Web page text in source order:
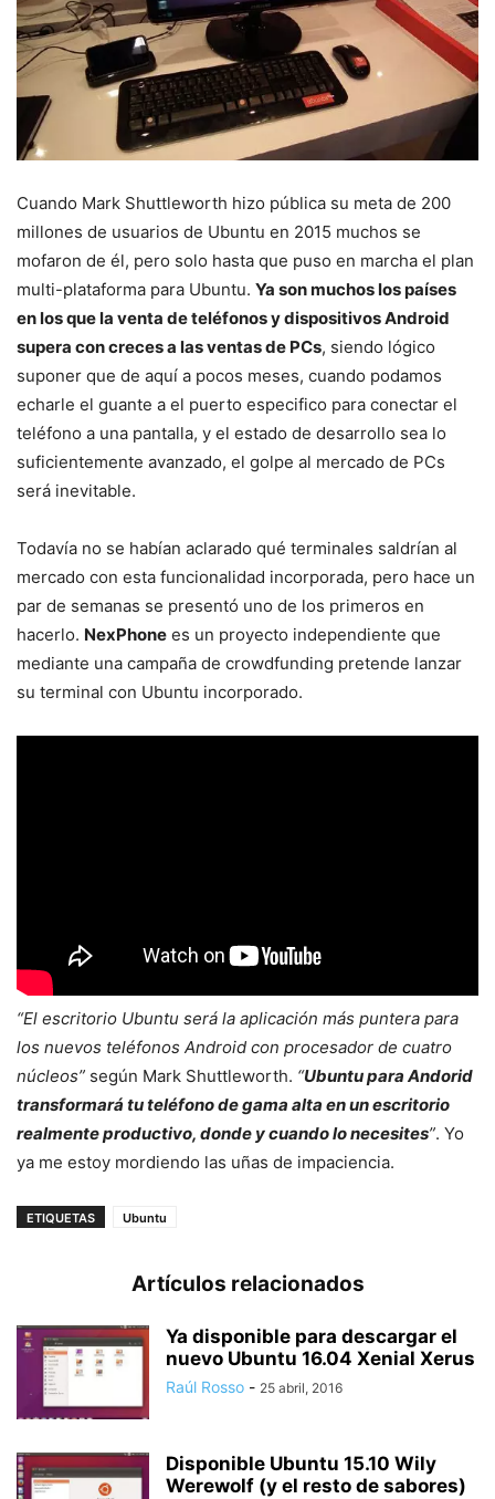
Cuando Mark Shuttleworth hizo pública su meta de 200
millones de usuarios de Ubuntu en 2015 muchos se
mofaron de él, pero solo hasta que puso en marcha el plan
multi-plataforma para Ubuntu. Ya son muchos los países
en los que la venta de teléfonos y dispositivos Android
supera con creces a las ventas de PCs, siendo lógico
suponer que de aquí a pocos meses, cuando podamos
echarle el guante a el puerto especifico para conectar el
teléfono a una pantalla, y el estado de desarrollo sea lo
suficientemente avanzado, el golpe al mercado de PCs
será inevitable.
Todavía no se habían aclarado qué terminales saldrían al
mercado con esta funcionalidad incorporada, pero hace un
par de semanas se presentó uno de los primeros en
hacerlo. NexPhone es un proyecto independiente que
mediante una campaña de crowdfunding pretende lanzar
su terminal con Ubuntu incorporado.
“El escritorio Ubuntu será la aplicación más puntera para
los nuevos teléfonos Android con procesador de cuatro
núcleos” según Mark Shuttleworth. “Ubuntu para Andorid
transformará tu teléfono de gama alta en un escritorio
realmente productivo, donde y cuando lo necesites”. Yo
ya me estoy mordiendo las uñas de impaciencia.
ETIQUETAS Ubuntu
Artículos relacionados
Ya disponible para descargar el
nuevo Ubuntu 16.04 Xenial Xerus
Raúl Rosso - 25 abril, 2016
Disponible Ubuntu 15.10 Wily
Werewolf (y el resto de sabores)